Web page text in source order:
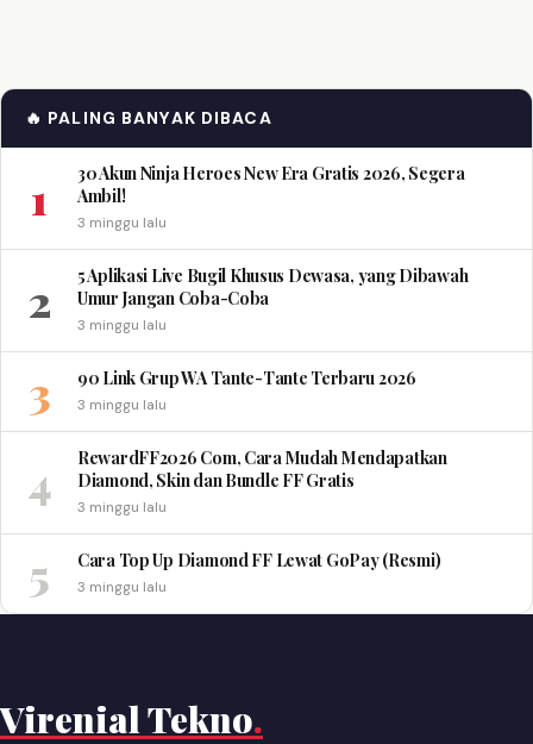
🔥 PALING BANYAK DIBACA
1
30 Akun Ninja Heroes New Era Gratis 2026, Segera
Ambil!
3 minggu lalu
2
5 Aplikasi Live Bugil Khusus Dewasa, yang Dibawah
Umur Jangan Coba-Coba
3 minggu lalu
3 90 Link Grup WA Tante-Tante Terbaru 2026
3 minggu lalu
4
RewardFF2026 Com, Cara Mudah Mendapatkan
Diamond, Skin dan Bundle FF Gratis
3 minggu lalu
5 Cara Top Up Diamond FF Lewat GoPay (Resmi)
3 minggu lalu
Virenial Tekno.